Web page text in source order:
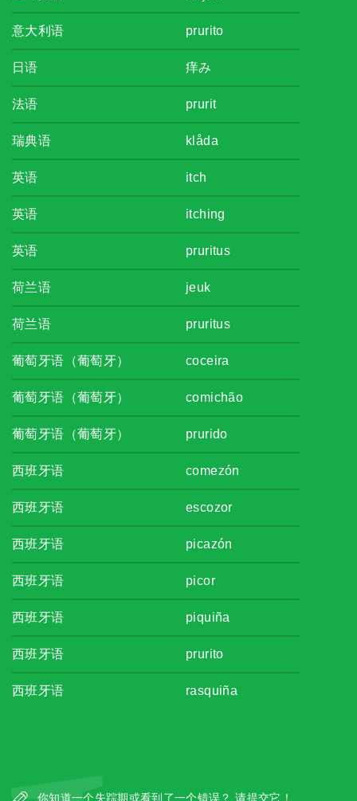
意大利语 prurito
日语 痒み
法语 prurit
瑞典语 klåda
英语 itch
英语 itching
英语 pruritus
荷兰语 jeuk
荷兰语 pruritus
葡萄牙语（葡萄牙） coceira
葡萄牙语（葡萄牙） comichão
葡萄牙语（葡萄牙） prurido
西班牙语 comezón
西班牙语 escozor
西班牙语 picazón
西班牙语 picor
西班牙语 piquiña
西班牙语 prurito
西班牙语 rasquiña
你知道一个失踪期或看到了一个错误？ 请提交它！